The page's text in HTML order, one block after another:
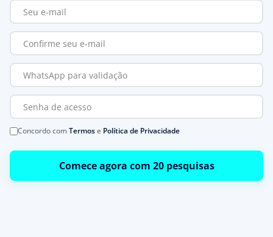
Concordo comTermose Política de Privacidade
Comece agora com 20 pesquisas